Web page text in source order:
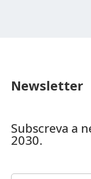
Newsletter
Subscreva a
2030.